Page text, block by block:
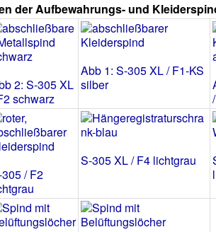
der Aufbewahrungs- und
2: S-305 XL
schwarz
Abb 1: S-305 XL / F1-KS
silber
/ F2
S-305 XL / F4 lichtgrau